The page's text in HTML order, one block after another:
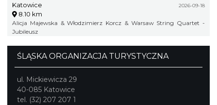
Katowice 2026-09-18
8.10 km
Alicja Majewska & Włodzimierz Korcz & Warsaw String Quartet -
Jubileusz
ŚLĄSKA ORGANIZACJA TURYSTYCZNA
ul. Mickiewicza 29
40-085 Katowice
tel. (32) 207 207 1